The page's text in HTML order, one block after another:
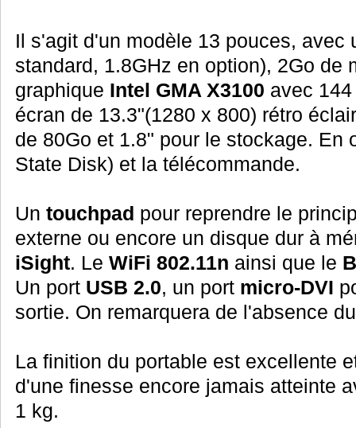
Il s'agit d'un modèle 13 pouces, avec
standard, 1.8GHz en option), 2Go de
graphique Intel GMA X3100 avec
écran de 13.3"(1280 x 800) rétro
de 80Go et 1.8" pour le stockage. En
State Disk) et la télécommande.
Un touchpad pour reprendre le
externe ou encore un disque dur à
iSight. Le WiFi 802.11n ainsi que le
Un port USB 2.0, un port micro-DVI
sortie. On remarquera de l'absence
La finition du portable est excellente
d'une finesse encore jamais atteinte
1 kg.